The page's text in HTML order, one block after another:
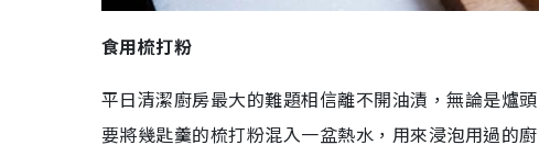
食用梳打粉
平日清潔廚房最大的難題相信離不開油漬，無論是爐
要將幾匙羹的梳打粉混入一盆熱水，用來浸泡用過的